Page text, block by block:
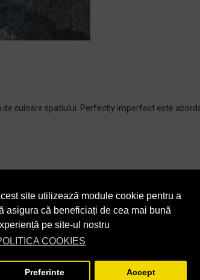
site utilizează module cookie pentru a
asigura că beneficiați de cea mai bună
pe site-ul nostru
COOKIES
Preferinte Accept
culoare spatiului. Perfectly imperfect este